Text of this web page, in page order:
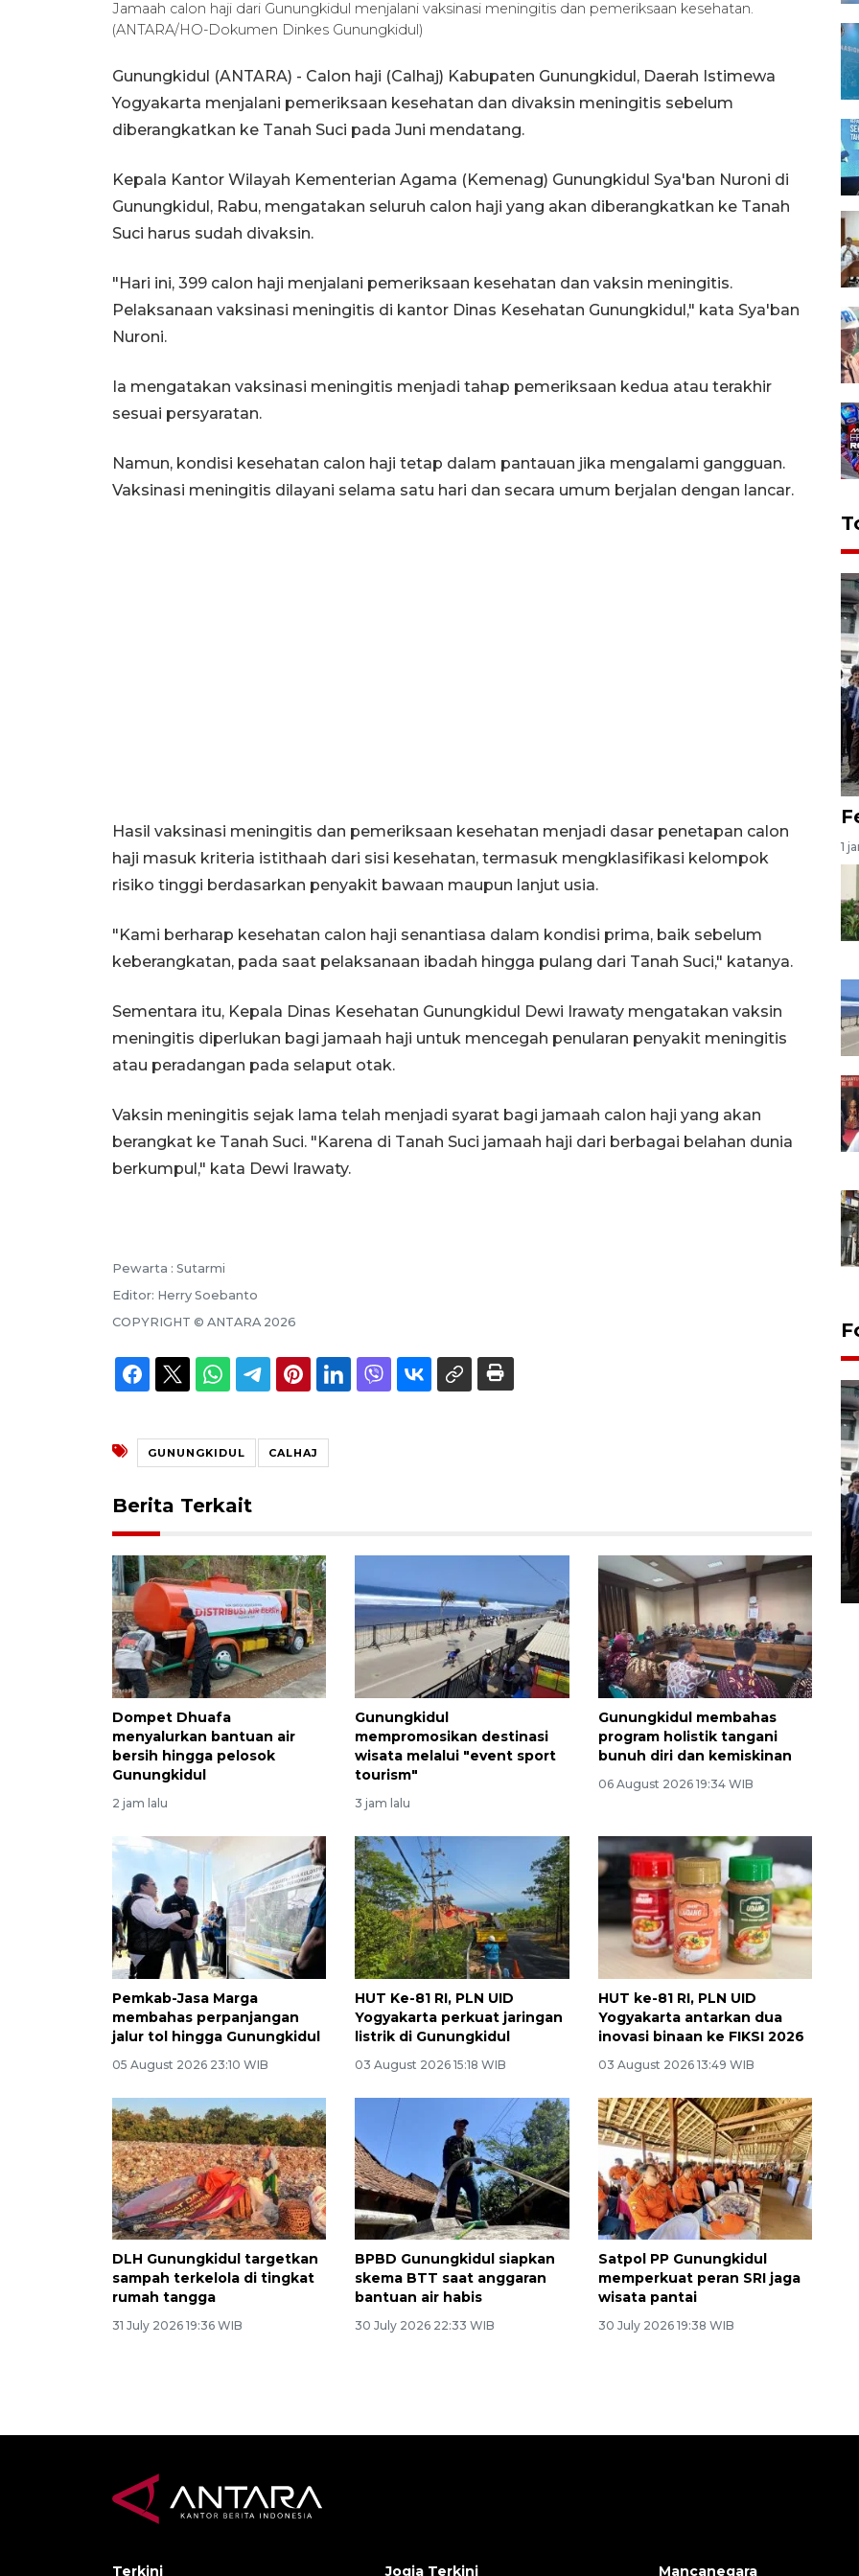
Jamaah calon haji dari Gunungkidul menjalani vaksinasi meningitis dan pemeriksaan kesehatan.
(ANTARA/HO-Dokumen Dinkes Gunungkidul)
Gunungkidul (ANTARA) - Calon haji (Calhaj) Kabupaten Gunungkidul, Daerah Istimewa
Yogyakarta menjalani pemeriksaan kesehatan dan divaksin meningitis sebelum
diberangkatkan ke Tanah Suci pada Juni mendatang.
Kepala Kantor Wilayah Kementerian Agama (Kemenag) Gunungkidul Sya'ban Nuroni di
Gunungkidul, Rabu, mengatakan seluruh calon haji yang akan diberangkatkan ke Tanah
Suci harus sudah divaksin.
"Hari ini, 399 calon haji menjalani pemeriksaan kesehatan dan vaksin meningitis.
Pelaksanaan vaksinasi meningitis di kantor Dinas Kesehatan Gunungkidul," kata Sya'ban
Nuroni.
Ia mengatakan vaksinasi meningitis menjadi tahap pemeriksaan kedua atau terakhir
sesuai persyaratan.
Namun, kondisi kesehatan calon haji tetap dalam pantauan jika mengalami gangguan.
Vaksinasi meningitis dilayani selama satu hari dan secara umum berjalan dengan lancar.
Hasil vaksinasi meningitis dan pemeriksaan kesehatan menjadi dasar penetapan calon
haji masuk kriteria istithaah dari sisi kesehatan, termasuk mengklasifikasi kelompok
risiko tinggi berdasarkan penyakit bawaan maupun lanjut usia.
"Kami berharap kesehatan calon haji senantiasa dalam kondisi prima, baik sebelum
keberangkatan, pada saat pelaksanaan ibadah hingga pulang dari Tanah Suci," katanya.
Sementara itu, Kepala Dinas Kesehatan Gunungkidul Dewi Irawaty mengatakan vaksin
meningitis diperlukan bagi jamaah haji untuk mencegah penularan penyakit meningitis
atau peradangan pada selaput otak.
Vaksin meningitis sejak lama telah menjadi syarat bagi jamaah calon haji yang akan
berangkat ke Tanah Suci. "Karena di Tanah Suci jamaah haji dari berbagai belahan dunia
berkumpul," kata Dewi Irawaty.
Pewarta : Sutarmi
Editor: Herry Soebanto
COPYRIGHT © ANTARA 2026
GUNUNGKIDUL CALHAJ
Berita Terkait
Dompet Dhuafa
menyalurkan bantuan air
bersih hingga pelosok
Gunungkidul
2 jam lalu
Gunungkidul
mempromosikan destinasi
wisata melalui "event sport
tourism"
3 jam lalu
Gunungkidul membahas
program holistik tangani
bunuh diri dan kemiskinan
06 August 2026 19:34 WIB
Pemkab-Jasa Marga
membahas perpanjangan
jalur tol hingga Gunungkidul
05 August 2026 23:10 WIB
HUT Ke-81 RI, PLN UID
Yogyakarta perkuat jaringan
listrik di Gunungkidul
03 August 2026 15:18 WIB
HUT ke-81 RI, PLN UID
Yogyakarta antarkan dua
inovasi binaan ke FIKSI 2026
03 August 2026 13:49 WIB
DLH Gunungkidul targetkan
sampah terkelola di tingkat
rumah tangga
31 July 2026 19:36 WIB
BPBD Gunungkidul siapkan
skema BTT saat anggaran
bantuan air habis
30 July 2026 22:33 WIB
Satpol PP Gunungkidul
memperkuat peran SRI jaga
wisata pantai
30 July 2026 19:38 WIB
1
ANTARA Biro DIY
03 August 2026 17:24 WIB
Terkini Jogja Terkini Mancanegara